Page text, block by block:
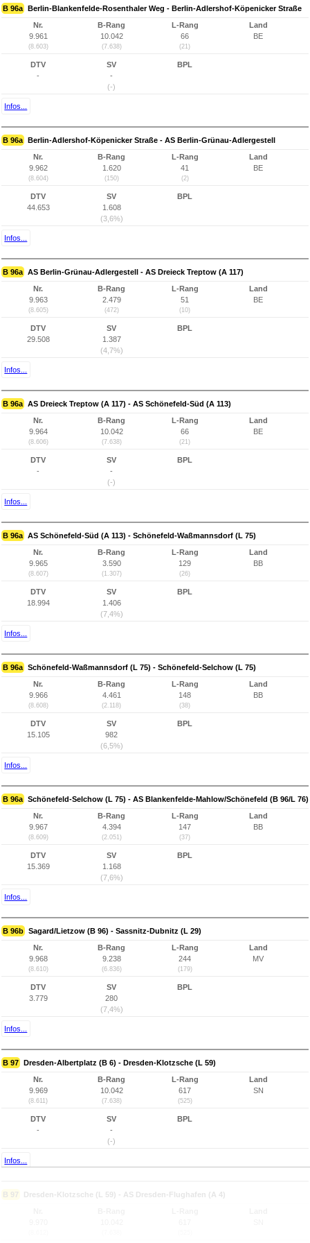
B 96a Berlin-Blankenfelde-Rosenthaler Weg - Berlin-Adlershof-Köpenicker Straße
Nr.
9.961
(8.603)
B-Rang
10.042
(7.638)
L-Rang
66
(21)
Land
BE
DTV
-
SV
-
(-)
BPL
Infos...
B 96a Berlin-Adlershof-Köpenicker Straße - AS Berlin-Grünau-Adlergestell
Nr.
9.962
(8.604)
B-Rang
1.620
(150)
L-Rang
41
(2)
Land
BE
DTV
44.653
SV
1.608
(3,6%)
BPL
Infos...
B 96a AS Berlin-Grünau-Adlergestell - AS Dreieck Treptow (A 117)
Nr.
9.963
(8.605)
B-Rang
2.479
(472)
L-Rang
51
(10)
Land
BE
DTV
29.508
SV
1.387
(4,7%)
BPL
Infos...
B 96a AS Dreieck Treptow (A 117) - AS Schönefeld-Süd (A 113)
Nr.
9.964
(8.606)
B-Rang
10.042
(7.638)
L-Rang
66
(21)
Land
BE
DTV
-
SV
-
(-)
BPL
Infos...
B 96a AS Schönefeld-Süd (A 113) - Schönefeld-Waßmannsdorf (L 75)
Nr.
9.965
(8.607)
B-Rang
3.590
(1.307)
L-Rang
129
(26)
Land
BB
DTV
18.994
SV
1.406
(7,4%)
BPL
Infos...
B 96a Schönefeld-Waßmannsdorf (L 75) - Schönefeld-Selchow (L 75)
Nr.
9.966
(8.608)
B-Rang
4.461
(2.118)
L-Rang
148
(38)
Land
BB
DTV
15.105
SV
982
(6,5%)
BPL
Infos...
B 96a Schönefeld-Selchow (L 75) - AS Blankenfelde-Mahlow/Schönefeld (B 96/L 76)
Nr.
9.967
(8.609)
B-Rang
4.394
(2.051)
L-Rang
147
(37)
Land
BB
DTV
15.369
SV
1.168
(7,6%)
BPL
Infos...
B 96b Sagard/Lietzow (B 96) - Sassnitz-Dubnitz (L 29)
Nr.
9.968
(8.610)
B-Rang
9.238
(6.836)
L-Rang
244
(179)
Land
MV
DTV
3.779
SV
280
(7,4%)
BPL
Infos...
B 97 Dresden-Albertplatz (B 6) - Dresden-Klotzsche (L 59)
Nr.
9.969
(8.611)
B-Rang
10.042
(7.638)
L-Rang
617
(525)
Land
SN
DTV
-
SV
-
(-)
BPL
Infos...
B 97 Dresden-Klotzsche (L 59) - AS Dresden-Flughafen (A 4)